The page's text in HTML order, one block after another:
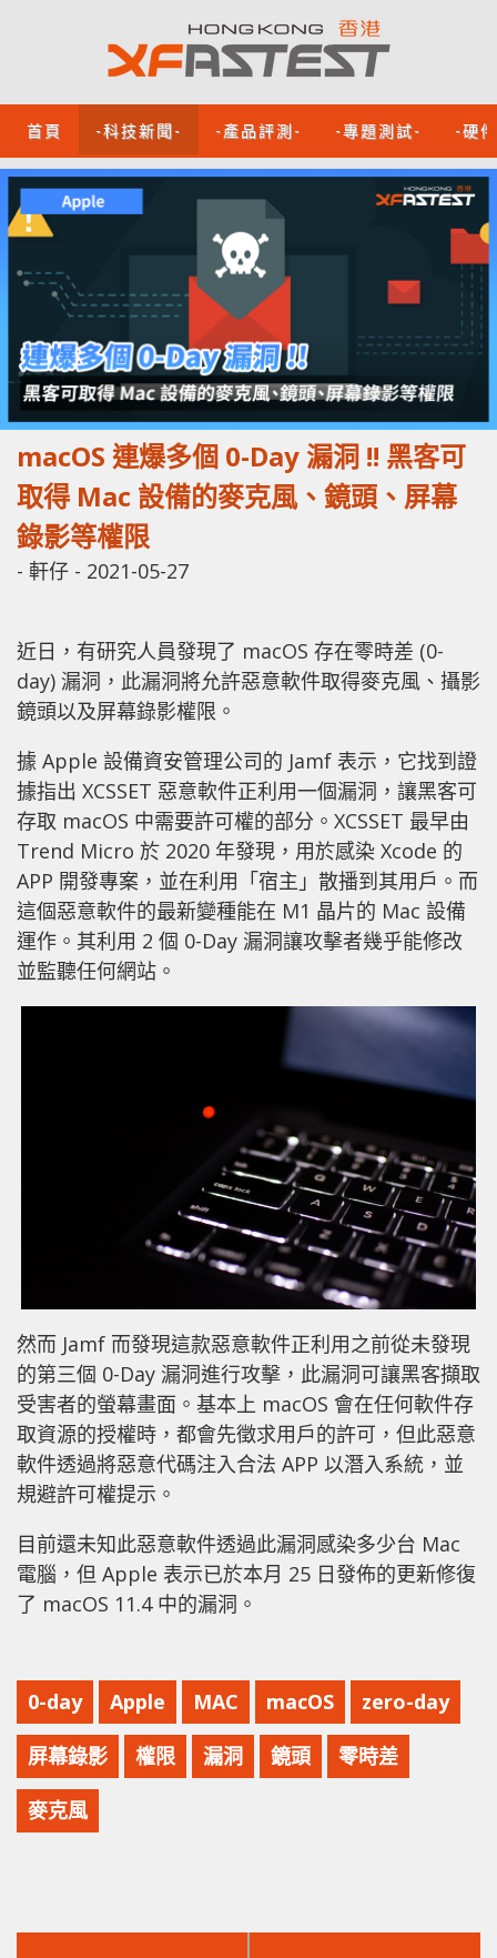
首頁 -科技新聞- -產品評測- -專題測試- -硬
macOS 連爆多個 0-Day 漏洞 !! 黑客可
取得 Mac 設備的麥克風、鏡頭、屏幕
錄影等權限
- 軒仔 - 2021-05-27
近日，有研究人員發現了 macOS 存在零時差 (0-
day) 漏洞，此漏洞將允許惡意軟件取得麥克風、攝影
鏡頭以及屏幕錄影權限。
據 Apple 設備資安管理公司的 Jamf 表示，它找到證
據指出 XCSSET 惡意軟件正利用一個漏洞，讓黑客可
存取 macOS 中需要許可權的部分。XCSSET 最早由
Trend Micro 於 2020 年發現，用於感染 Xcode 的
APP 開發專案，並在利用「宿主」散播到其用戶。而
這個惡意軟件的最新變種能在 M1 晶片的 Mac 設備
運作。其利用 2 個 0-Day 漏洞讓攻擊者幾乎能修改
並監聽任何網站。
然而 Jamf 而發現這款惡意軟件正利用之前從未發現
的第三個 0-Day 漏洞進行攻擊，此漏洞可讓黑客擷取
受害者的螢幕畫面。基本上 macOS 會在任何軟件存
取資源的授權時，都會先徵求用戶的許可，但此惡意
軟件透過將惡意代碼注入合法 APP 以潛入系統，並
規避許可權提示。
目前還未知此惡意軟件透過此漏洞感染多少台 Mac
電腦，但 Apple 表示已於本月 25 日發佈的更新修復
了 macOS 11.4 中的漏洞。
0-day Apple MAC macOS zero-day
屏幕錄影 權限 漏洞 鏡頭 零時差
麥克風